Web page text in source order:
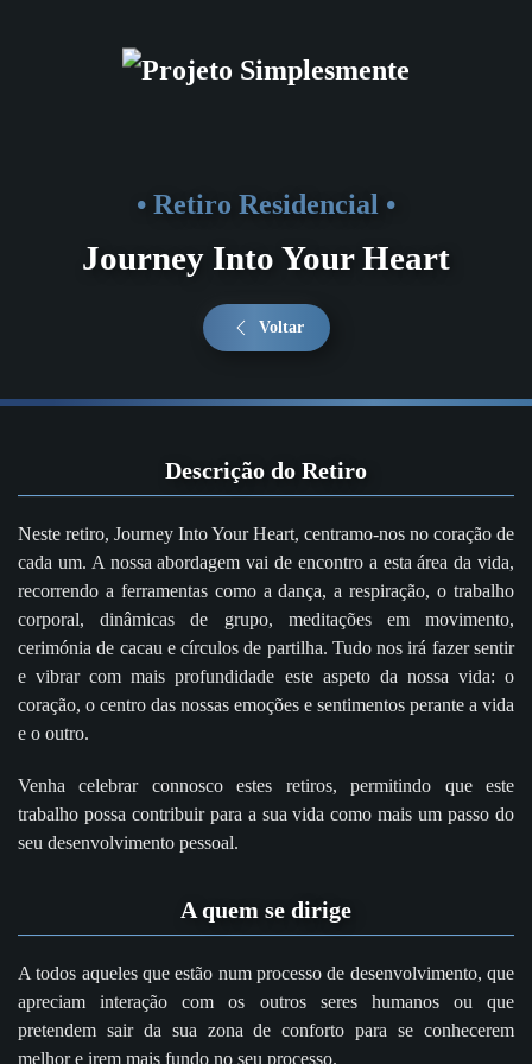
Saltar para o conteúdo principal
• Retiro Residencial •
Journey Into Your Heart
Voltar
Descrição do Retiro
Neste retiro, Journey Into Your Heart, centramo-nos no coração de
cada um. A nossa abordagem vai de encontro a esta área da vida,
recorrendo a ferramentas como a dança, a respiração, o trabalho
corporal, dinâmicas de grupo, meditações em movimento,
cerimónia de cacau e círculos de partilha. Tudo nos irá fazer sentir
e vibrar com mais profundidade este aspeto da nossa vida: o
coração, o centro das nossas emoções e sentimentos perante a vida
e o outro.
Venha celebrar connosco estes retiros, permitindo que este
trabalho possa contribuir para a sua vida como mais um passo do
seu desenvolvimento pessoal.
A quem se dirige
A todos aqueles que estão num processo de desenvolvimento, que
apreciam interação com os outros seres humanos ou que
pretendem sair da sua zona de conforto para se conhecerem
melhor e irem mais fundo no seu processo.